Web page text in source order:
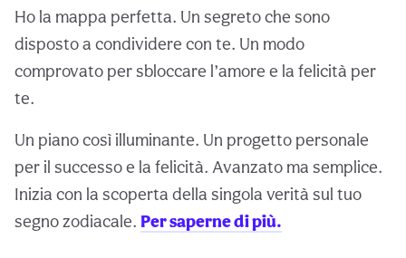
Ho la mappa perfetta. Un segreto che sono
disposto a condividere con te. Un modo
comprovato per sbloccare l’amore e la felicità per
te.
Un piano così illuminante. Un progetto personale
per il successo e la felicità. Avanzato ma semplice.
Inizia con la scoperta della singola verità sul tuo
segno zodiacale. Per saperne di più.